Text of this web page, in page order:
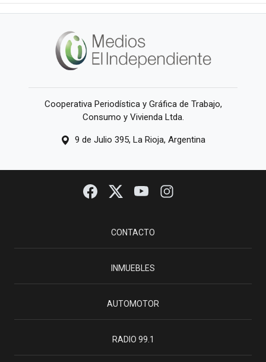
Cooperativa Periodística y Gráfica de Trabajo,
Consumo y Vivienda Ltda.
9 de Julio 395, La Rioja, Argentina
CONTACTO
INMUEBLES
AUTOMOTOR
RADIO 99.1